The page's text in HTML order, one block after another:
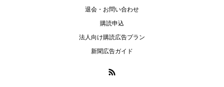
退会・お問い合わせ
購読申込
法人向け購読広告プラン
新聞広告ガイド